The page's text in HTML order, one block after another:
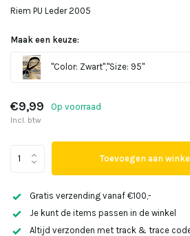
Riem PU Leder 2005
Maak een keuze:
"Color: Zwart","Size: 95"
€9,99 Op voorraad
Incl. btw
Toevoegen aan
Gratis verzending vanaf €100,-
Je kunt de items passen in de winkel
Altijd verzonden met track & trace